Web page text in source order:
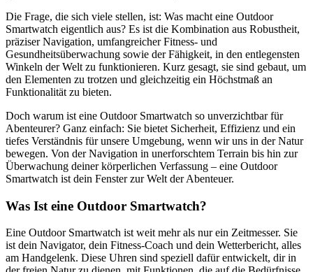
Die Frage, die sich viele stellen, ist: Was macht eine Outdoor
Smartwatch eigentlich aus? Es ist die Kombination aus Robustheit,
präziser Navigation, umfangreicher Fitness- und
Gesundheitsüberwachung sowie der Fähigkeit, in den entlegensten
Winkeln der Welt zu funktionieren. Kurz gesagt, sie sind gebaut, um
den Elementen zu trotzen und gleichzeitig ein Höchstmaß an
Funktionalität zu bieten.
Doch warum ist eine Outdoor Smartwatch so unverzichtbar für
Abenteurer? Ganz einfach: Sie bietet Sicherheit, Effizienz und ein
tiefes Verständnis für unsere Umgebung, wenn wir uns in der Natur
bewegen. Von der Navigation in unerforschtem Terrain bis hin zur
Überwachung deiner körperlichen Verfassung – eine Outdoor
Smartwatch ist dein Fenster zur Welt der Abenteuer.
Was Ist eine Outdoor Smartwatch?
Eine Outdoor Smartwatch ist weit mehr als nur ein Zeitmesser. Sie
ist dein Navigator, dein Fitness-Coach und dein Wetterbericht, alles
am Handgelenk. Diese Uhren sind speziell dafür entwickelt, dir in